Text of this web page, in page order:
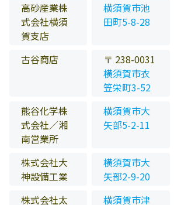
高砂産業株
式会社横須
賀支店
横須賀市池
田町5-8-28
古谷商店
〒 238-0031
横須賀市衣
笠栄町3-52
熊谷化学株
式会社／湘
南営業所
横須賀市大
矢部5-2-11
株式会社大
神設備工業
横須賀市大
矢部2-9-20
株式会社太
横須賀市津